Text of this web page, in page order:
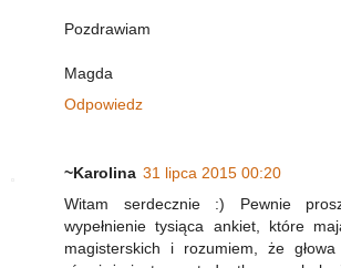
Pozdrawiam
Magda
Odpowiedz
~Karolina 31 lipca 2015 00:20
Witam serdecznie :) Pewnie
wypełnienie tysiąca ankiet, które
magisterskich i rozumiem, że